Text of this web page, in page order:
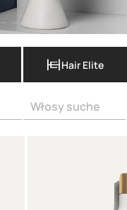
Hair Elite
Włosy suche